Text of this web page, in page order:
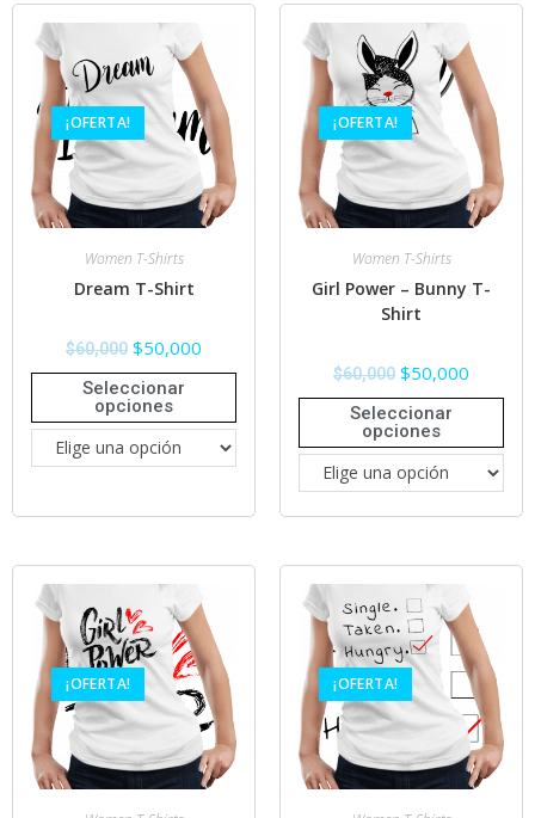
¡OFERTA!
Women T-Shirts
Dream T-Shirt
$60,000 $50,000
Seleccionar
opciones
¡OFERTA!
Women T-Shirts
Girl Power – Bunny T-
Shirt
$60,000 $50,000
Seleccionar
opciones
¡OFERTA! ¡OFERTA!